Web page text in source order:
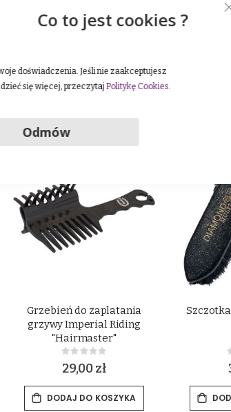
lubianą i często wybieraną przez
Grzebień do zaplatania
grzywy Imperial Riding
"Hairmaster"
Rating:
0%
29,00 zł
DODAJ DO KOSZYKA
Co to jest cookies ?
doświadczenia. Jeśli nie zaakceptujesz
się więcej, przeczytaj Politykę Cookies.
Odmów